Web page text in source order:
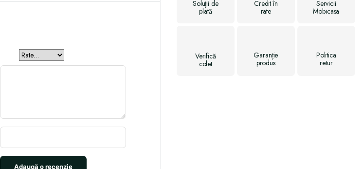
Soluții de
plată
Creditîn
rate
Servicii
Mobicasa
Verifică
colet
Garanție
produs
Politica
retur